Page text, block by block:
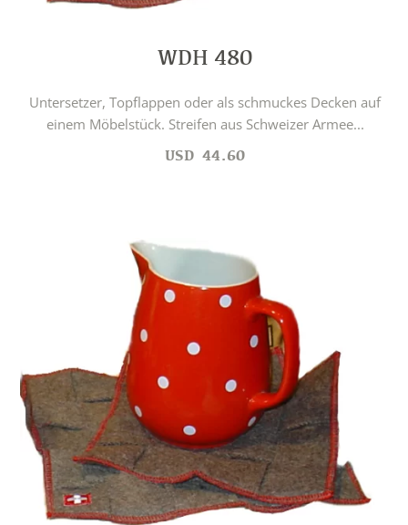
WDH 480
Untersetzer, Topflappen oder als schmuckes Decken auf
einem Möbelstück. Streifen aus Schweizer Armee...
USD 44.60